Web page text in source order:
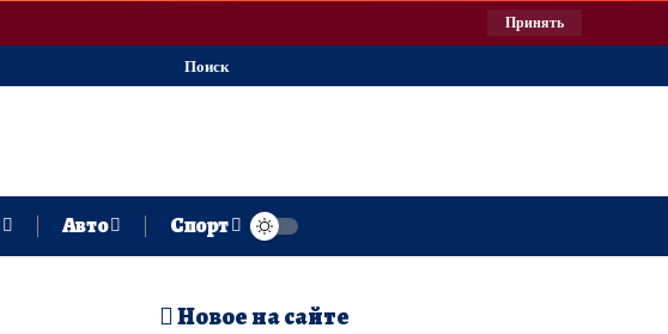
Принять
Поиск
Авто Спорт
Новое на сайте